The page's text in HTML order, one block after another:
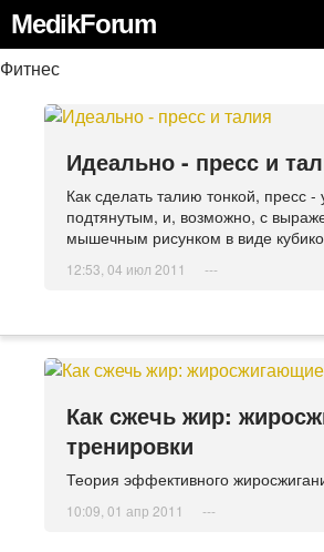
MedikForum
Фитнес
Идеально - пресс и
Как сделать талию тонкой, пресс -
подтянутым, и, возможно, с
мышечным рисунком в виде
12:53, 04 июл 2011 ---
Как сжечь жир:
тренировки
Теория эффективного
10:09, 01 апр 2011 ---